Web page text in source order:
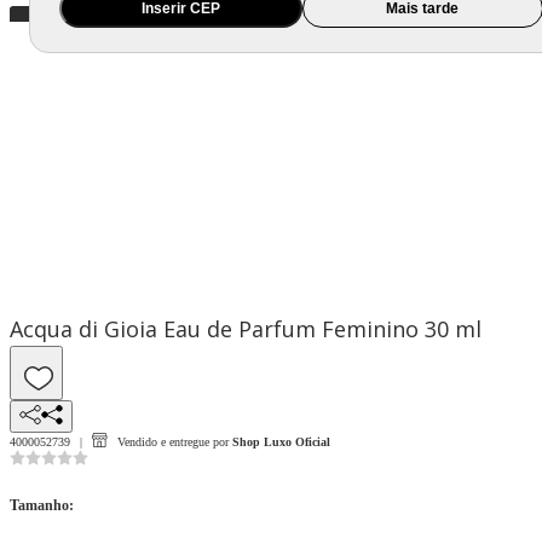
Inserir CEP Mais tarde
Acqua di Gioia Eau de Parfum Feminino 30 ml
4000052739 Vendido e entregue por Shop Luxo Oficial
Tamanho: